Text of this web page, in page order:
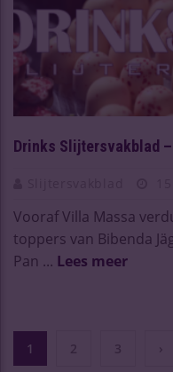
Drinks Slijtersvakblad
Vooraf Villa Massa
toppers van Bibenda
Pan ... Lees meer
1 2 3